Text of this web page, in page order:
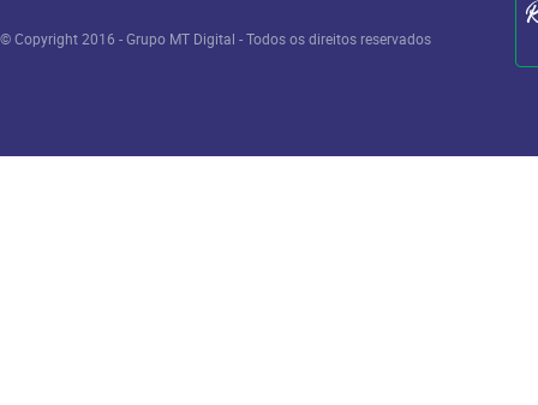
© Copyright 2016 - Grupo MT Digital - Todos os direitos reservados